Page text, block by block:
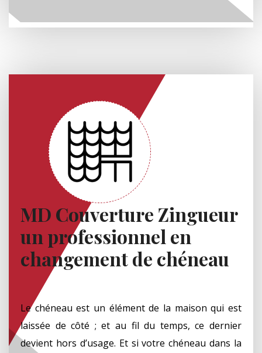
MD Couverture Zingueur
un professionnel en
changement de chéneau
Le chéneau est un élément de la maison qui est
laissée de côté ; et au fil du temps, ce dernier
devient hors d’usage. Et si votre chéneau dans la